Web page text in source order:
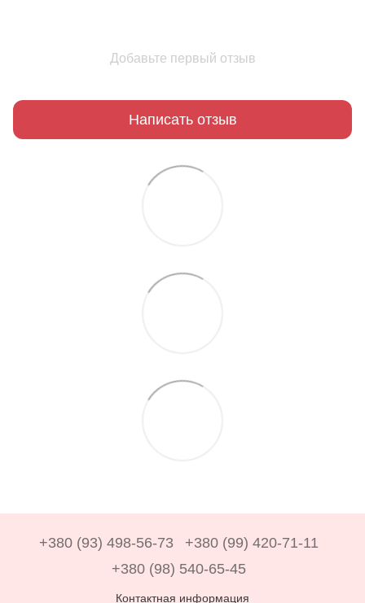
Добавьте первый отзыв
Написать отзыв
+380 (93) 498-56-73
+380 (99) 420-71-11
+380 (98) 540-65-45
Контактная информация